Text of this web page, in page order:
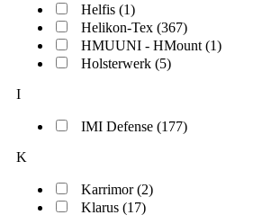
Helfis (1)
Helikon-Tex (367)
HMUUNI - HMount (1)
Holsterwerk (5)
I
IMI Defense (177)
K
Karrimor (2)
Klarus (17)